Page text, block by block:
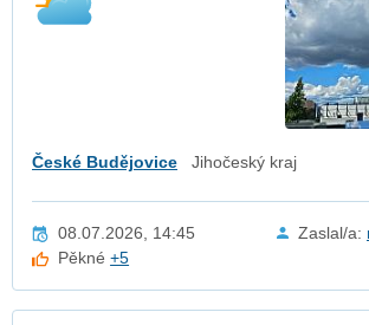
České Budějovice Jihočeský kraj
08.07.2026, 14:45 Zaslal/a:
Pěkné+5